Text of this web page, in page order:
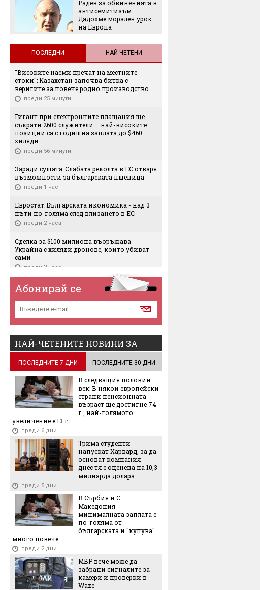
Радев за обвиненията в
антисемитизъм:
Дадохме морален урок
на Европа
ПОСЛЕДНИ НАЙ-ЧЕТЕНИ
"Високите наеми пречат на местните
стоки": Казахстан започва битка с
веригите за повече родно производство
преди 25 минути
Гигант при електронните плащания ще
съкрати 2600 служители – най-високите
позиции са с годишна заплата до $460
хиляди
преди 56 минути
Заради сушата: Слабата реколта в ЕС отваря
възможности за българската пшеница
преди 1 час
Евростат: Българската икономика - над 3
пъти по-голяма след влизането в ЕС
преди 2 часа
Сделка за $100 милиона въоръжава
Украйна с хиляди дронове, които убиват
сами
преди 3 часа
Ще зейне ли истинска дупка в хазната?
преди 3 часа
Метрото стига до "Левски Г" на 15 август
Aurubis с голям ръст на производството у
нас и скок на печалбата
преди 5 часа
ПроКредит Банк България, ЕБВР и
Европейският съюз стартират Академия за
собственици на бизнес
преди 5 часа
Wizz Air с над 180 милиона евро загуба за
тримесечие
преди 5 часа
Абонирай се
НАЙ-ЧЕТЕНИТЕ НОВИНИ ЗА
ПОСЛЕДНИТЕ 7 ДНИ ПОСЛЕДНИТЕ 30 ДНИ
В следващия половин
век: В някои европейски
страни пенсионната
възраст ще достигне 74
г., най-голямото
увеличение е 13 г.
преди 6 дни
Трима студенти
напускат Харвард, за да
основат компания -
днес тя е оценена на 10,3
милиарда долара
преди 5 дни
В Сърбия и С.
Македония
минималната заплата е
по-голяма от
българската и "купува"
много повече
преди 2 дни
МВР вече може да
забрани сигналите за
камери и проверки в
Waze